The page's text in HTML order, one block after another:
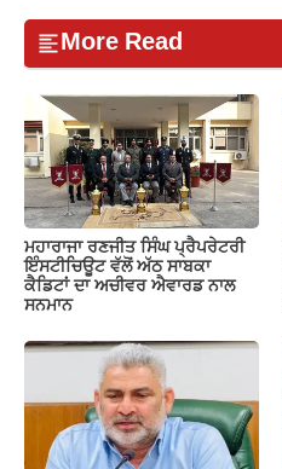
More Read
ਮਹਾਰਾਜਾ ਰਣਜੀਤ ਸਿੰਘ ਪ੍ਰੈਪਰੇਟਰੀ
ਇੰਸਟੀਚਿਊਟ ਵੱਲੋਂ ਅੱਠ ਸਾਬਕਾ
ਕੈਡਿਟਾਂ ਦਾ ਅਚੀਵਰ ਐਵਾਰਡ ਨਾਲ
ਸਨਮਾਨ